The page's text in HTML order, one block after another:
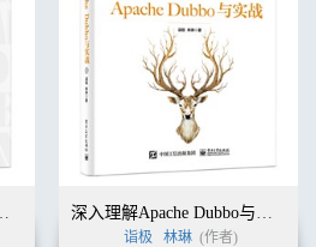
诣极 林琳 (作者)